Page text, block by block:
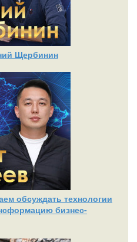
Щербинин
обсуждать технологии
бизнес-